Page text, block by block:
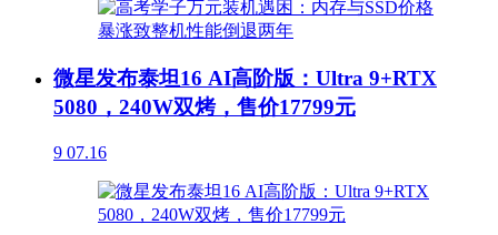
微星发布泰坦16 AI高阶版：Ultra 9+RTX
5080，240W双烤，售价17799元
9 07.16